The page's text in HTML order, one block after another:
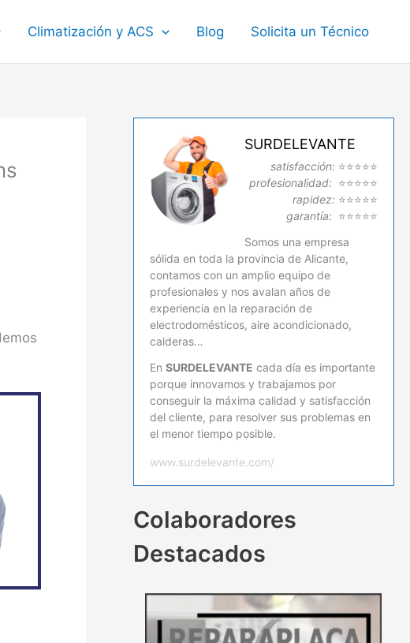
Climatización y ACS Blog Solicita un Técnico
SURDELEVANTE
satisfacción: ⭐⭐⭐⭐⭐
profesionalidad: ⭐⭐⭐⭐⭐
rapidez: ⭐⭐⭐⭐⭐
garantía: ⭐⭐⭐⭐⭐
Somos una empresa
sólida en toda la provincia de Alicante,
contamos con un amplio equipo de
profesionales y nos avalan años de
experiencia en la reparación de
electrodomésticos, aire acondicionado,
calderas…
En SURDELEVANTE cada día es importante
porque innovamos y trabajamos por
conseguir la máxima calidad y satisfacción
del cliente, para resolver sus problemas en
el menor tiempo posible.
www.surdelevante.com/
Colaboradores
Destacados